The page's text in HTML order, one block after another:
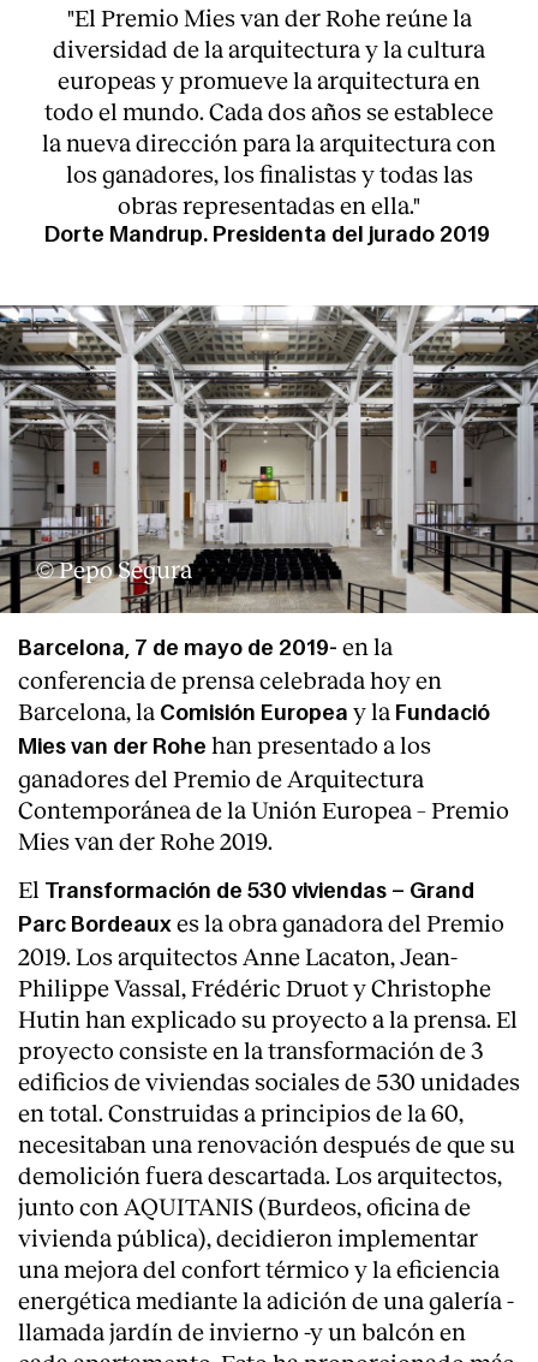
"El Premio Mies van der Rohe reúne la
diversidad de la arquitectura y la cultura
europeas y promueve la arquitectura en
todo el mundo. Cada dos años se establece
la nueva dirección para la arquitectura con
los ganadores, los finalistas y todas las
obras representadas en ella."
Dorte Mandrup. Presidenta del jurado 2019
© Pepo Segura
Barcelona, 7 de mayo de 2019- en la
conferencia de prensa celebrada hoy en
Barcelona, la Comisión Europea y la Fundació
Mies van der Rohe han presentado a los
ganadores del Premio de Arquitectura
Contemporánea de la Unión Europea – Premio
Mies van der Rohe 2019.
El Transformación de 530 viviendas – Grand
Parc Bordeaux es la obra ganadora del Premio
2019. Los arquitectos Anne Lacaton, Jean-
Philippe Vassal, Frédéric Druot y Christophe
Hutin han explicado su proyecto a la prensa. El
proyecto consiste en la transformación de 3
edificios de viviendas sociales de 530 unidades
en total. Construidas a principios de la 60,
necesitaban una renovación después de que su
demolición fuera descartada. Los arquitectos,
junto con AQUITANIS (Burdeos, oficina de
vivienda pública), decidieron implementar
una mejora del confort térmico y la eficiencia
energética mediante la adición de una galería -
llamada jardín de invierno -y un balcón en